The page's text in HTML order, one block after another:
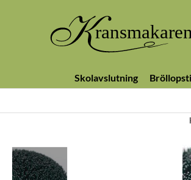
Skolavslutning